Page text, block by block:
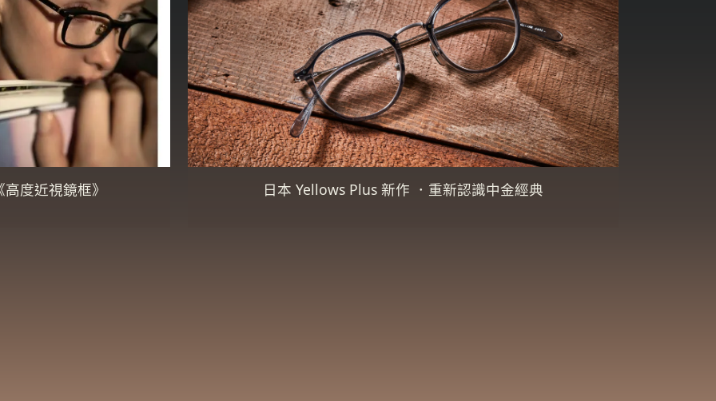
度近視鏡框》 日本 Yellows Plus 新作 ．重新認識中金經典